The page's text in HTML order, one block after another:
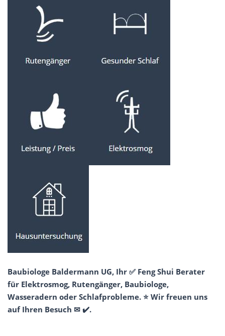
Baubiologe Baldermann UG, Ihr ✅ Feng Shui Berater
für Elektrosmog, Rutengänger, Baubiologe,
Wasseradern oder Schlafprobleme. ⭐ Wir freuen uns
auf Ihren Besuch ✉ ✔️.